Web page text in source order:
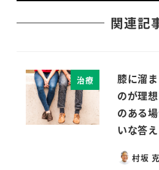
関連記
治療
膝に溜
のが理
のある
いな答
村坂